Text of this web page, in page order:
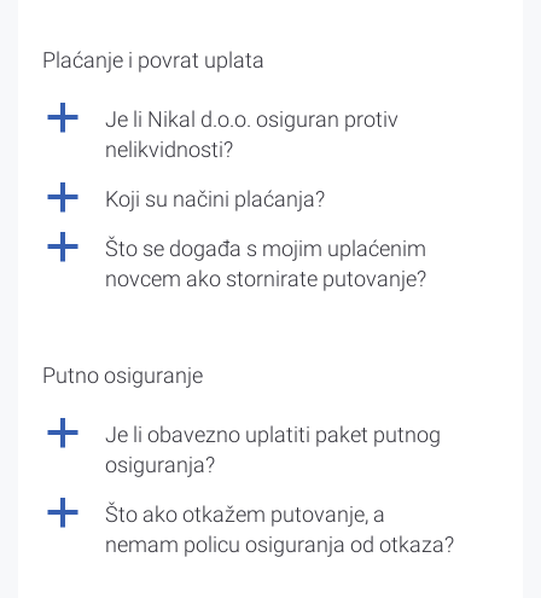
Plaćanje i povrat uplata
a
Je li Nikal d.o.o. osiguran protiv
nelikvidnosti?
a Koji su načini plaćanja?
a
Što se događa s mojim uplaćenim
novcem ako stornirate putovanje?
Putno osiguranje
a
Je li obavezno uplatiti paket putnog
osiguranja?
a
Što ako otkažem putovanje, a
nemam policu osiguranja od otkaza?